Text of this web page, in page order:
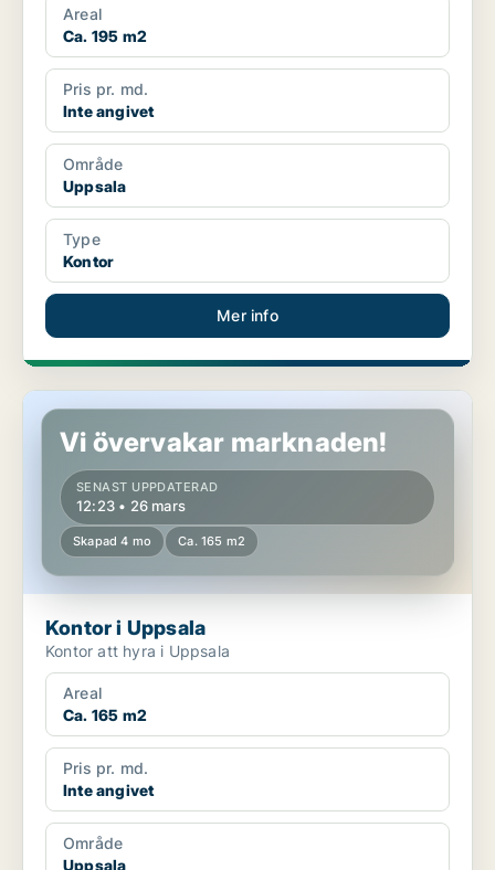
Areal
Ca. 195 m2
Pris pr. md.
Inte angivet
Område
Uppsala
Type
Kontor
Mer info
Kontor i Uppsala
Vi övervakar marknaden!
SENAST UPPDATERAD
12:23 • 26 mars
Skapad 4 mo Ca. 165 m2
Kontor i Uppsala
Kontor att hyra i Uppsala
Areal
Ca. 165 m2
Pris pr. md.
Inte angivet
Område
Uppsala